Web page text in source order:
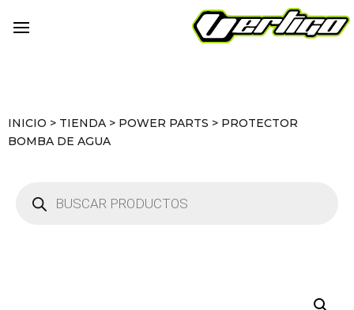
INICIO > TIENDA > POWER PARTS > PROTECTOR
BOMBA DE AGUA
productos